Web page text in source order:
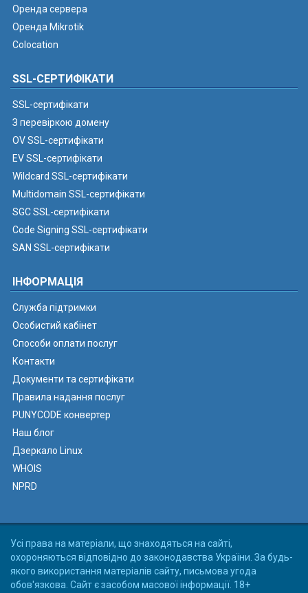
Оренда сервера
Оренда Mikrotik
Colocation
SSL-СЕРТИФІКАТИ
SSL-сертифікати
З перевіркою домену
OV SSL-сертифікати
EV SSL-сертифікати
Wildcard SSL-сертифікати
Multidomain SSL-сертифікати
SGC SSL-сертифікати
Code Signing SSL-сертифікати
SAN SSL-сертифікати
ІНФОРМАЦІЯ
Служба підтримки
Особистий кабінет
Способи оплати послуг
Контакти
Документи та сертифікати
Правила надання послуг
PUNYCODE конвертер
Наш блог
Дзеркало Linux
WHOIS
NPRD
Усі права на матеріали, що знаходяться на сайті,
охороняються відповідно до законодавства України. За будь-
якого використання матеріалів сайту, письмова угода
обов'язкова. Сайт є засобом масової інформації. 18+